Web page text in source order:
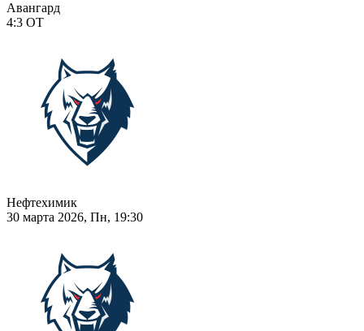
Авангард
4:3 ОТ
Нефтехимик
30 марта 2026, Пн, 19:30